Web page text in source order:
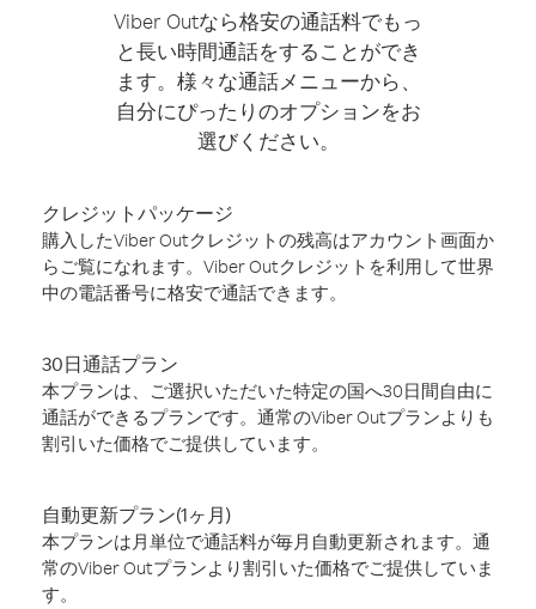
Viber Outなら格安の通話料でもっ
と長い時間通話をすることができ
ます。様々な通話メニューから、
自分にぴったりのオプションをお
選びください。
クレジットパッケージ
購入したViber Outクレジットの残高はアカウント画面か
らご覧になれます。Viber Outクレジットを利用して世界
中の電話番号に格安で通話できます。
30日通話プラン
本プランは、ご選択いただいた特定の国へ30日間自由に
通話ができるプランです。通常のViber Outプランよりも
割引いた価格でご提供しています。
自動更新プラン(1ヶ月)
本プランは月単位で通話料が毎月自動更新されます。通
常のViber Outプランより割引いた価格でご提供していま
す。